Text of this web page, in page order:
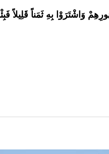
وَاشْتَرَوْا بِهِ ثَمَناً قَلِيلاً